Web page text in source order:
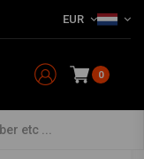
EUR
0
Revisie Set van All Balls
1714